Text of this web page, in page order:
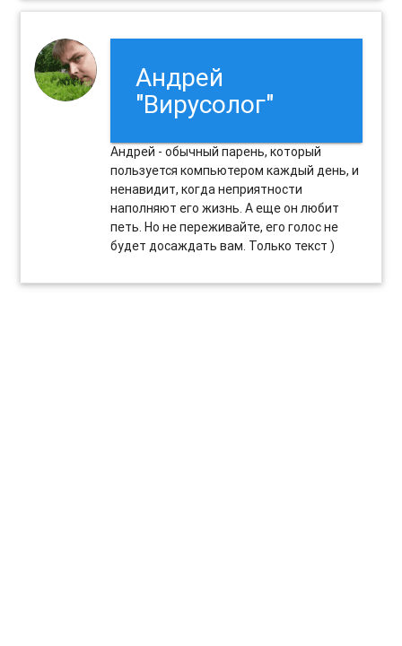
Андрей
"Вирусолог"
Андрей - обычный парень, который
пользуется компьютером каждый день, и
ненавидит, когда неприятности
наполняют его жизнь. А еще он любит
петь. Но не переживайте, его голос не
будет досаждать вам. Только текст )